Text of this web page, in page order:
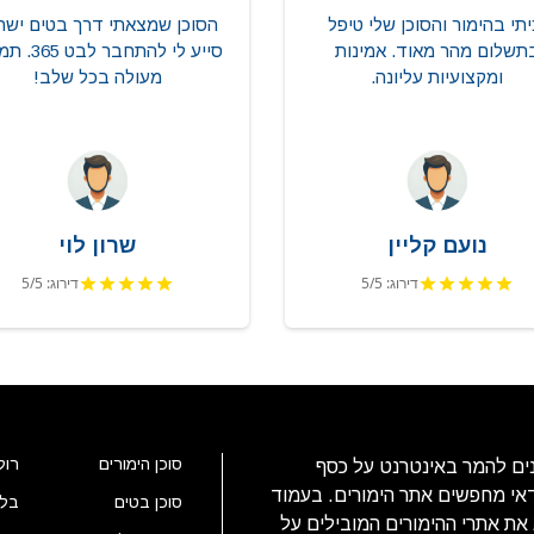
בהימור והסוכן שלי טיפל
מהר מאוד. אמינות
ומקצועיות עליונה.
נועם קליין
דירוג: 5/5
הסוכן שמצאתי דרך בטים
סייע לי
מעולה בכל שלב!
שרון לוי
דירוג: 5/5
להמר באינטרנט על כסף
מחפשים אתר הימורים. בעמוד
את אתרי ההימורים המובילים על
סוכן הימורים
סוכן בטים